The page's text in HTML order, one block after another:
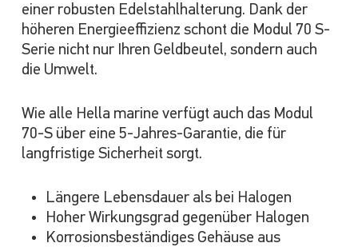
einer robusten Edelstahlhalterung. Dank der
höheren Energieeffizienz schont die Modul 70 S-
Serie nicht nur Ihren Geldbeutel, sondern auch
die Umwelt.
Wie alle Hella marine verfügt auch das Modul
70-S über eine 5-Jahres-Garantie, die für
langfristige Sicherheit sorgt.
Längere Lebensdauer als bei Halogen
Hoher Wirkungsgrad gegenüber Halogen
Korrosionsbeständiges Gehäuse aus